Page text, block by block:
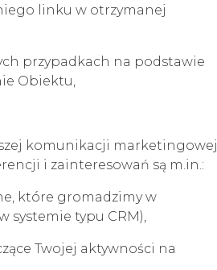
linku w otrzymanej
przypadkach na podstawie
Obiektu,
komunikacji marketingowej
i zainteresowań są m.in.:
które gromadzimy w
systemie typu CRM),
Twojej aktywności na